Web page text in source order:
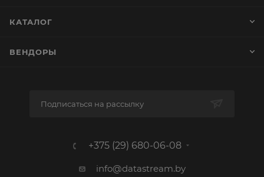
КАТАЛОГ
ВЕНДОРЫ
Подписаться на рассылку
+375 (29) 680-06-08
info@datastream.by